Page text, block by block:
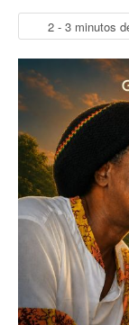
2 - 3 minutos